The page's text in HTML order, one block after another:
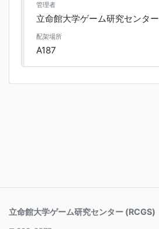
管理者
立命館大学ゲーム研究センター
配架場所
A187
立命館大学ゲーム研究センター (RCGS)